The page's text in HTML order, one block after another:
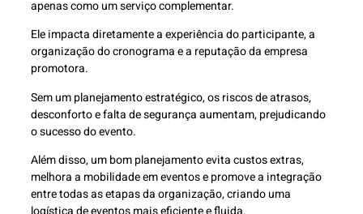
apenas como um serviço complementar.
Ele impacta diretamente a experiência do participante, a
organização do cronograma e a reputação da empresa
promotora.
Sem um planejamento estratégico, os riscos de atrasos,
desconforto e falta de segurança aumentam, prejudicando
o sucesso do evento.
Além disso, um bom planejamento evita custos extras,
melhora a mobilidade em eventos e promove a integração
entre todas as etapas da organização, criando uma